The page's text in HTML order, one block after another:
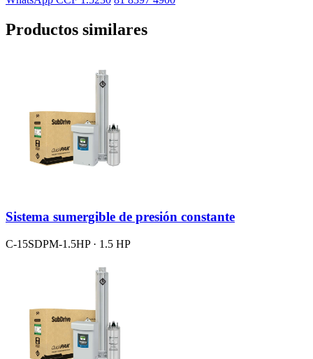
Productos similares
Sistema sumergible de presión constante
C-15SDPM-1.5HP · 1.5 HP